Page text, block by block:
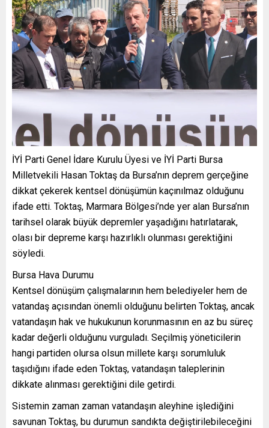
İYİ Parti Genel İdare Kurulu Üyesi ve İYİ Parti Bursa
Milletvekili Hasan Toktaş da Bursa’nın deprem gerçeğine
dikkat çekerek kentsel dönüşümün kaçınılmaz olduğunu
ifade etti. Toktaş, Marmara Bölgesi’nde yer alan Bursa’nın
tarihsel olarak büyük depremler yaşadığını hatırlatarak,
olası bir depreme karşı hazırlıklı olunması gerektiğini
söyledi.
Bursa Hava Durumu
Kentsel dönüşüm çalışmalarının hem belediyeler hem de
vatandaş açısından önemli olduğunu belirten Toktaş, ancak
vatandaşın hak ve hukukunun korunmasının en az bu süreç
kadar değerli olduğunu vurguladı. Seçilmiş yöneticilerin
hangi partiden olursa olsun millete karşı sorumluluk
taşıdığını ifade eden Toktaş, vatandaşın taleplerinin
dikkate alınması gerektiğini dile getirdi.
Sistemin zaman zaman vatandaşın aleyhine işlediğini
savunan Toktaş, bu durumun sandıkta değiştirilebileceğini